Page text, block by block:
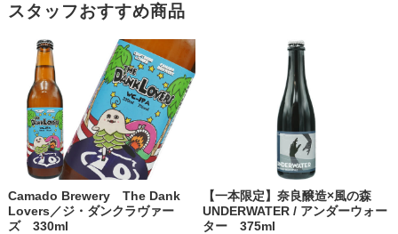
スタッフおすすめ商品
Camado Brewery The Dank
Lovers／ジ・ダンクラヴァー
ズ 330ml
【一本限定】奈良醸造×風の森
UNDERWATER / アンダーウォー
ター 375ml